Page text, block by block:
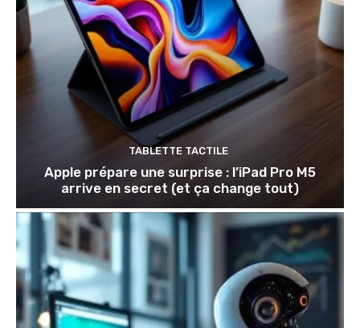
TABLETTE TACTILE
Apple prépare une surprise : l’iPad Pro M5
arrive en secret (et ça change tout)